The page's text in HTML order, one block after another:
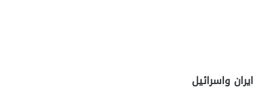
ايران واسرائيل